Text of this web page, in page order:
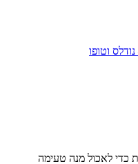
כדי לאכול מנה טעימה